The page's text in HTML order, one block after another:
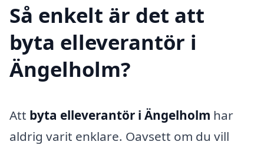
Så enkelt är det att
byta elleverantör i
Ängelholm?
Att byta elleverantör i Ängelholm har
aldrig varit enklare. Oavsett om du vill